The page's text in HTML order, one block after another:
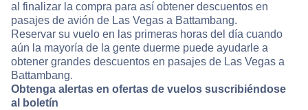
al finalizar la compra para así obtener descuentos en
pasajes de avión de Las Vegas a Battambang.
Reservar su vuelo en las primeras horas del día cuando
aún la mayoría de la gente duerme puede ayudarle a
obtener grandes descuentos en pasajes de Las Vegas a
Battambang.
Obtenga alertas en ofertas de vuelos suscribiéndose
al boletín